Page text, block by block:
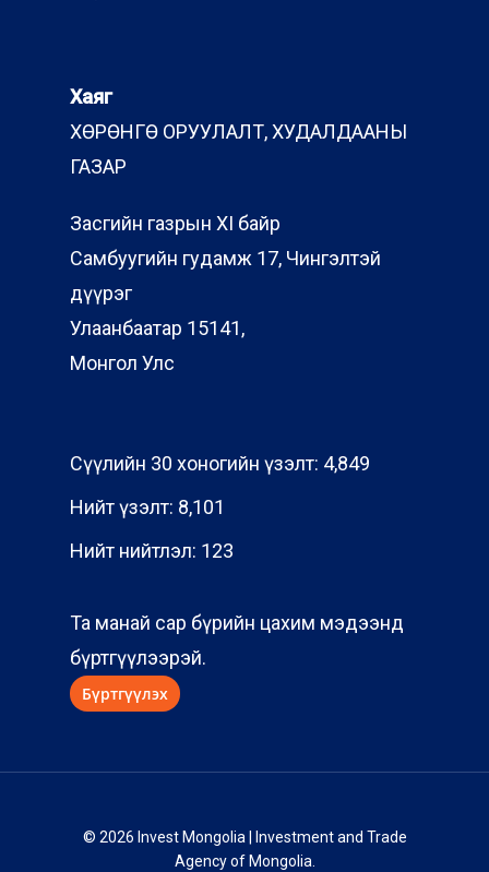
Хаяг
ХӨРӨНГӨ ОРУУЛАЛТ, ХУДАЛДААНЫ
ГАЗАР
Засгийн газрын XI байр
Самбуугийн гудамж 17, Чингэлтэй
дүүрэг
Улаанбаатар 15141,
Монгол Улс
Сүүлийн 30 хоногийн үзэлт: 4,849
Нийт үзэлт: 8,101
Нийт нийтлэл: 123
Та манай сар бүрийн цахим мэдээнд
бүртгүүлээрэй.
© 2026 Invest Mongolia | Investment and Trade
Agency of Mongolia.